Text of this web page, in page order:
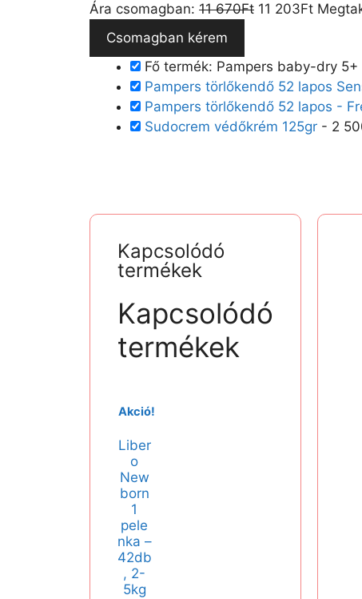
Ára csomagban: 11 670Ft 11 203Ft
Csomagban kérem
Fő termék: Pampers baby-dry
Pampers törlőkendő 52 lapos
Pampers törlőkendő 52 lapos -
Sudocrem védőkrém 125gr - 2
Kapcsolódó
termékek
Kapcsolódó
termékek
Akció!
Liber
o
New
born
1
pele
nka –
42db
, 2-
5kg